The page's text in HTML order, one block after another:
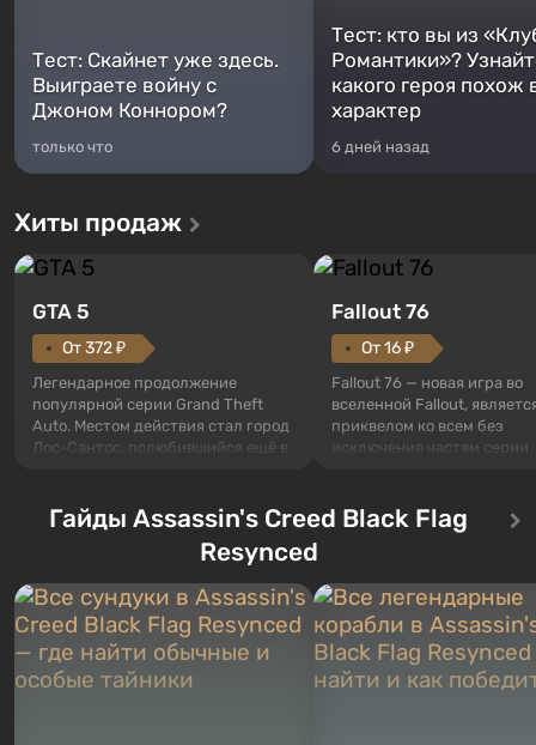
Тест: Скайнет уже здесь.
Выиграете войну с
Джоном Коннором?
только что
Тест: кто вы из
Романтики»?
какого героя похож
характер
6 дней назад
Хиты продаж
GTA 5
От 372 ₽
Легендарное продолжение
популярной серии Grand Theft
Auto. Местом действия стал город
Лос-Сантос, полюбившийся ещё в
сразу трех персонажей: Майкла,
Тревора и Франклина, между
Жанр и...
Fallout 76
От 16 ₽
Fallout 76 — новая игра во
вселенной Fallout,
приквелом ко всем без
исключения частям серии.
Оно же, по задумке
Vault-Tec, должно
Место действия Fallout...
Гайды Assassin's Creed Black Flag
Resynced